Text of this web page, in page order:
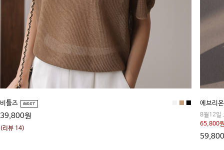
비틀즈
39,800원
(리뷰 14)
에브리
8월12일
65,800